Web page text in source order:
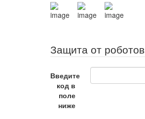
Защита от роботов
Введите
код в
поле
ниже